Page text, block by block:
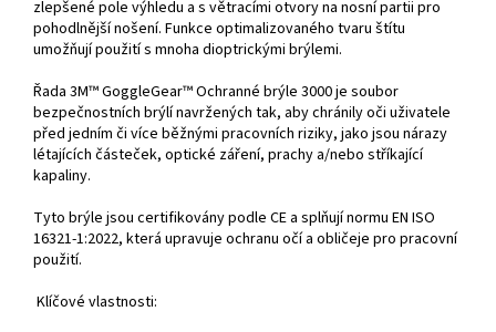
zlepšené pole výhledu a s větracími otvory na nosní partii pro
pohodlnější nošení. Funkce optimalizovaného tvaru štítu
umožňují použití s mnoha dioptrickými brýlemi.
Řada 3M™ GoggleGear™ Ochranné brýle 3000 je soubor
bezpečnostních brýlí navržených tak, aby chránily oči uživatele
před jedním či více běžnými pracovních riziky, jako jsou nárazy
létajících částeček, optické záření, prachy a/nebo stříkající
kapaliny.
Tyto brýle jsou certifikovány podle CE a splňují normu EN ISO
16321-1:2022, která upravuje ochranu očí a obličeje pro pracovní
použití.
Klíčové vlastnosti: